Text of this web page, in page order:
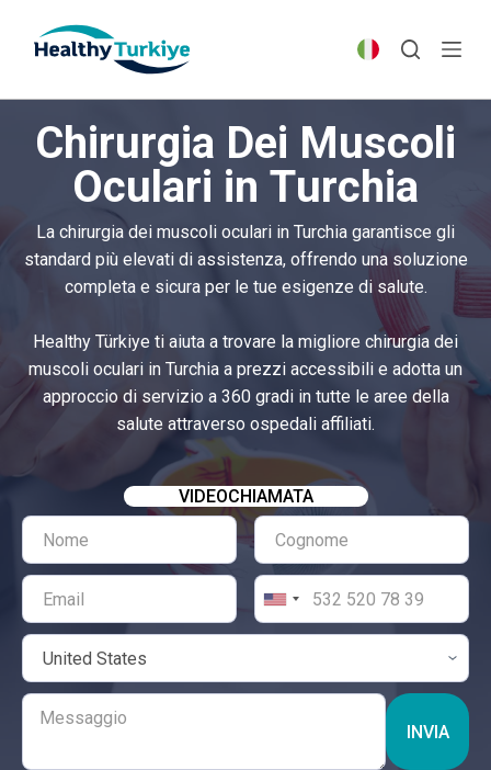
p
t
Chirurgia Dei Muscoli
Oculari in Turchia
La chirurgia dei muscoli oculari in Turchia garantisce gli
standard più elevati di assistenza, offrendo una soluzione
completa e sicura per le tue esigenze di salute.
Healthy Türkiye ti aiuta a trovare la migliore chirurgia dei
muscoli oculari in Turchia a prezzi accessibili e adotta un
approccio di servizio a 360 gradi in tutte le aree della
salute attraverso ospedali affiliati.
VIDEOCHIAMATA
INVIA